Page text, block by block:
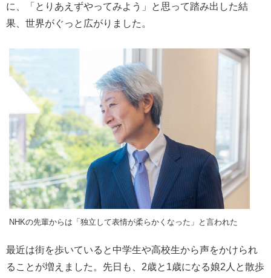
に、「とりあえずやってみよう」と思って踏み出した結
果、世界がぐっと広がりました。
NHKの先輩からは「独立して表情が柔らかくなった」と言われた
最近は街を歩いていると中学生や高校生から声をかけられ
ることが増えました。先日も、2歳と1歳になる娘2人と散歩